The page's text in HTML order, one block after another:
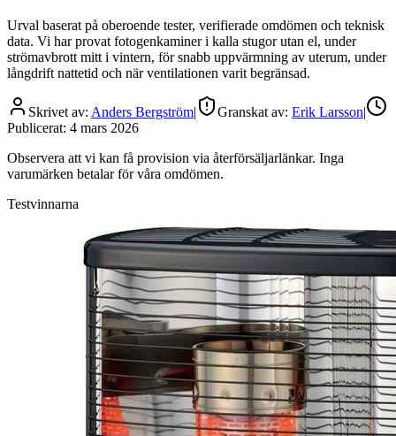
Urval baserat på oberoende tester, verifierade omdömen och teknisk
data. Vi har provat fotogenkaminer i kalla stugor utan el, under
strömavbrott mitt i vintern, för snabb uppvärmning av uterum, under
långdrift nattetid och när ventilationen varit begränsad.
Skrivet av: Anders Bergström| Granskat av: Erik Larsson|
Publicerat: 4 mars 2026
Observera att vi kan få provision via återförsäljarlänkar. Inga
varumärken betalar för våra omdömen.
Testvinnarna